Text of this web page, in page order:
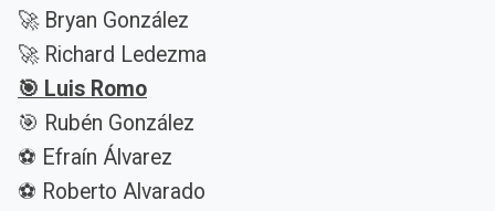
🚀 Bryan González
🚀 Richard Ledezma
🎯 Luis Romo
🎯 Rubén González
⚽ Efraín Álvarez
⚽ Roberto Alvarado